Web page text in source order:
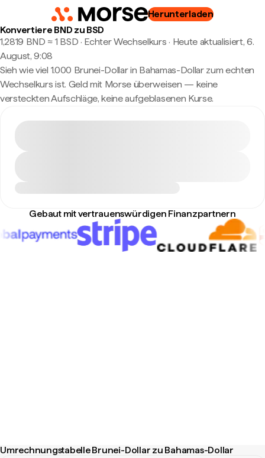
Herunterladen
Konvertiere BND zu BSD
1,2819 BND ≈ 1 BSD · Echter Wechselkurs · Heute aktualisiert, 6.
August, 9:08
Sieh wie viel 1.000 Brunei-Dollar in Bahamas-Dollar zum echten
Wechselkurs ist. Geld mit Morse überweisen — keine
versteckten Aufschläge, keine aufgeblasenen Kurse.
Gebaut mit vertrauenswürdigen Finanzpartnern
Umrechnungstabelle Brunei-Dollar zu Bahamas-Dollar